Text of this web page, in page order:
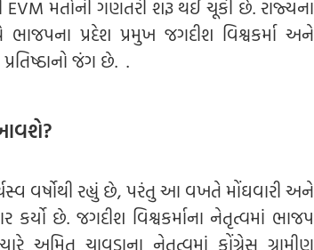
મતોની ગણતરી શરૂ થઈ ચૂકી છે. રાજ્યના
પ્રદેશ પ્રમુખ જગદીશ વિશ્વકર્મા અને
જંગ છે. .
વર્ષોથી રહ્યું છે, પરંતુ આ વખતે મોંઘવારી અને
કર્યો છે. જગદીશ વિશ્વકર્માના નેતૃત્વમાં ભાજપ
અમિત ચાવડાના નેતૃત્વમાં કોંગ્રેસ ગ્રામીણ